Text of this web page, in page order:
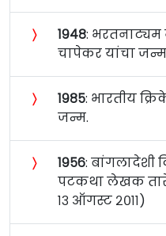
〉 १९४८: भरतनाट्यम
चापेकर यांचा
〉 १९८५: भारतीय
जन्म.
〉 १९५६: बांगलादेशी
पटकथा लेखक
१३ ऑगस्ट २०११)